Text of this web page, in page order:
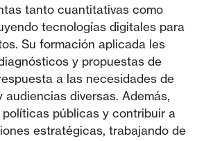
tanto cuantitativas como
tecnologías digitales para
Su formación aplicada les
y propuestas de
a las necesidades de
audiencias diversas. Además,
públicas y contribuir a
estratégicas, trabajando de